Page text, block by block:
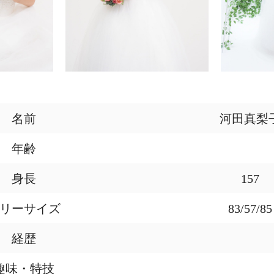
名前 河田真梨
年齢
身長 157
ーサイズ 83/57/85
経歴
味・特技